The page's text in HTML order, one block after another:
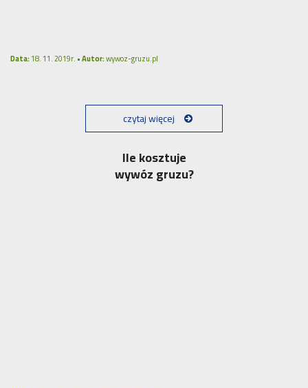
Data:18. 11. 2019r. •Autor:wywoz-gruzu.pl
czytaj więcej
Ile kosztuje
wywóz gruzu?